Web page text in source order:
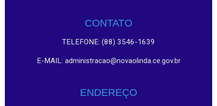
CONTATO
TELEFONE: (88) 3546-1639
E-MAIL: administracao@novaolinda.ce.gov.br
ENDEREÇO